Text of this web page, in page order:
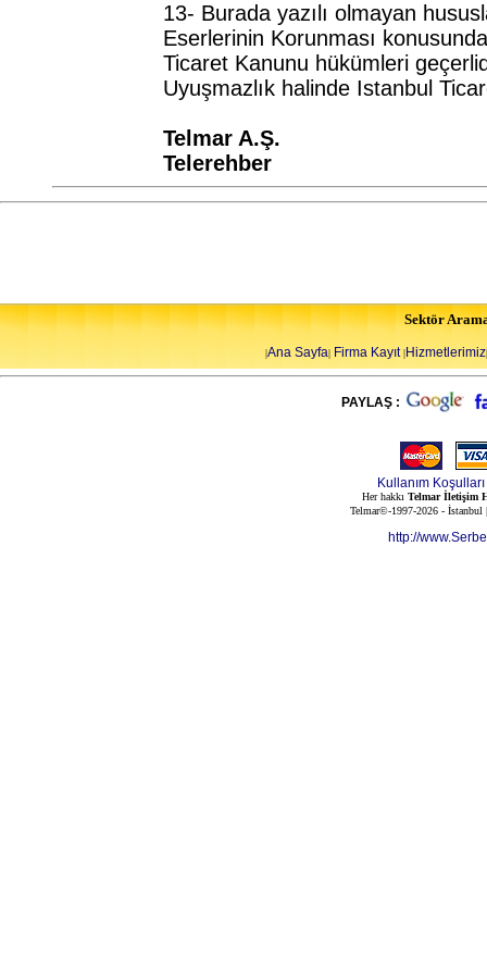
13- Burada yazılı olmayan
Eserlerinin Korunması
Ticaret Kanunu hükümleri
Uyuşmazlık halinde Istanbul
Telmar A.Ş.
Telerehber
Sektör
|Ana Sayfa| Firma Kayıt|Hizmetlerimiz|
PAYLAŞ :
Kullanım Koşulları
Her hakkı Telmar İletişim
Telmar©-1997-2026 -
http://